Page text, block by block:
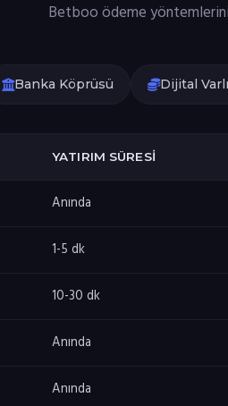
Betboo ödeme
Banka Köprüsü Dijital
YATIRIM SÜRESI
Anında
1-5 dk
10-30 dk
Anında
Anında